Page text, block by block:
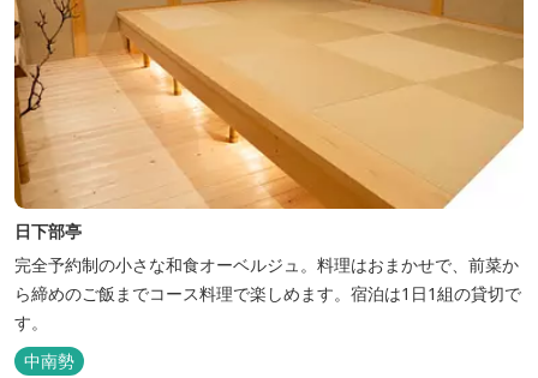
日下部亭
完全予約制の小さな和食オーベルジュ。料理はおまかせで、前菜か
ら締めのご飯までコース料理で楽しめます。宿泊は1日1組の貸切で
す。
中南勢